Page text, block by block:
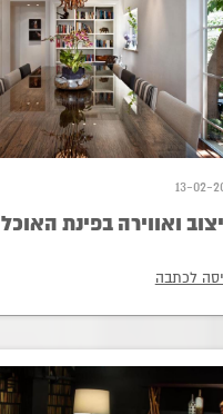
13-02-
ואווירה בפינת האוכל
לכתבה